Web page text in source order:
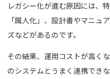
レガシー化が進む原因には、
「属人化」、設計書やマニュ
ズなどがあるのです。
その結果、運用コストが高く
のシステムとうまく連携でき